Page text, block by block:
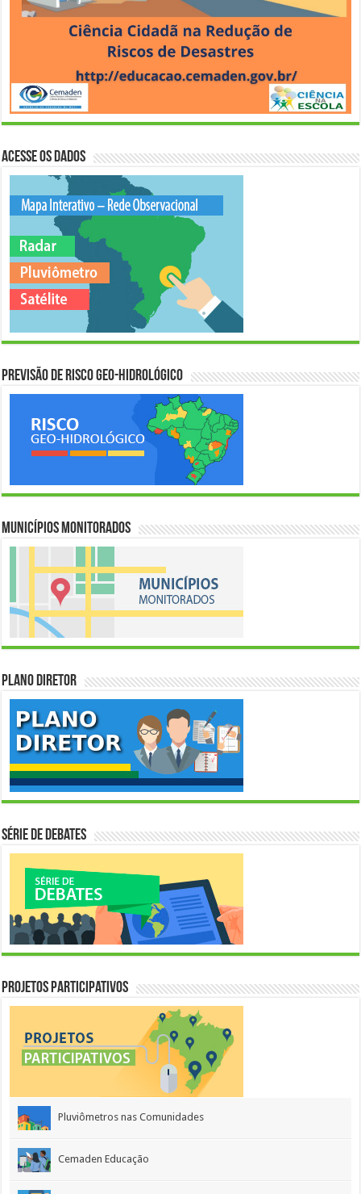
Acesse os Dados
Previsão de Risco Geo-Hidrológico
Municípios Monitorados
Plano Diretor
Série de Debates
Projetos Participativos
Pluviômetros nas Comunidades
Cemaden Educação